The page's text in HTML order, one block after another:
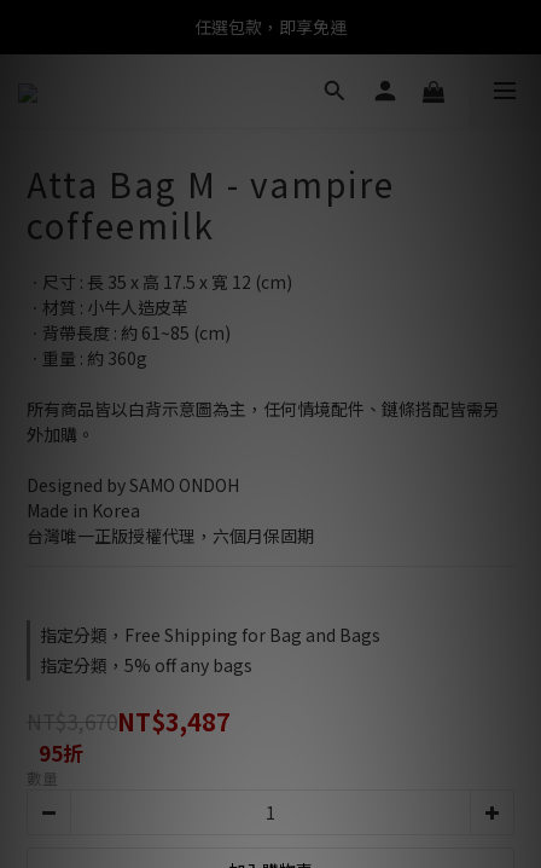
任選包款，即享免運
任選包款，即享免運
限時搶購！指定包款，單件$1200
Atta Bag M - vampire
coffeemilk
ㆍ尺寸 : 長 35 x 高 17.5 x 寬 12 (cm)
ㆍ材質 : 小牛人造皮革
ㆍ背帶長度 : 約 61~85 (cm)
ㆍ重量 : 約 360g
所有商品皆以白背示意圖為主，任何情境配件、鏈條搭配皆需另
外加購。
Designed by SAMO ONDOH
Made in Korea
台灣唯一正版授權代理，六個月保固期
指定分類，Free Shipping for Bag and Bags
指定分類，5% off any bags
NT$3,670NT$3,487
95折
數量